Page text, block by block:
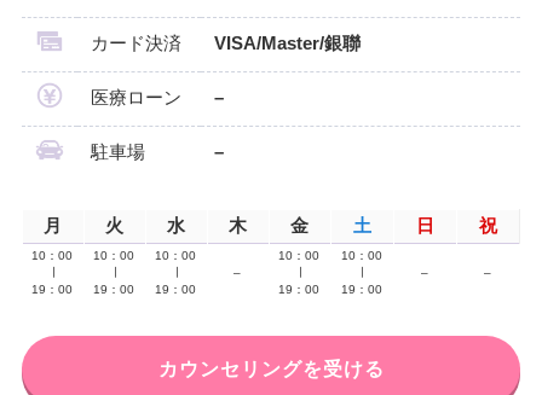
カード決済 VISA/Master/銀聯
医療ローン –
駐車場 –
月 火 水 木 金 土 日 祝
10：00
19：00
10：00
19：00
10：00
19：00
–
10：00
19：00
10：00
19：00
– –
カウンセリングを受ける